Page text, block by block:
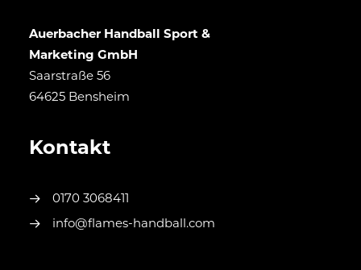
Auerbacher Handball Sport &
Marketing GmbH
Saarstraße 56
64625 Bensheim
Kontakt
0170 3068411
info@flames-handball.com